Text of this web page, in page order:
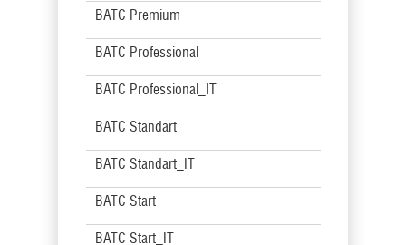
BATC Premium
BATC Professional
BATC Professional_IT
BATC Standart
BATC Standart_IT
BATC Start
BATC Start_IT